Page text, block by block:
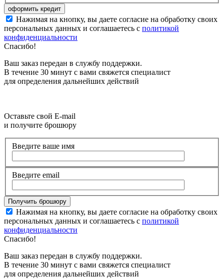
Нажимая на кнопку, вы даете согласие на обработку своих
персональных данных и соглашаетесь с политикой
конфиденциальности
Спасибо!
Ваш заказ передан в службу поддержки.
В течение 30 минут с вами свяжется специалист
для определения дальнейших действий
Оставьте свой E-mail
и получите брошюру
Введите ваше имя
Введите email
Нажимая на кнопку, вы даете согласие на обработку своих
персональных данных и соглашаетесь с политикой
конфиденциальности
Спасибо!
Ваш заказ передан в службу поддержки.
В течение 30 минут с вами свяжется специалист
для определения дальнейших действий